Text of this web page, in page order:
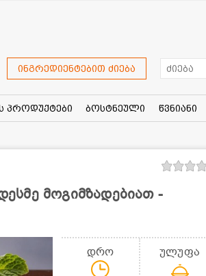
ინგრედიენტებით ძიება
პროდუქტები ბოსტნეული წვნიანი
მოგიმზადებიათ -
დრო ულუფა